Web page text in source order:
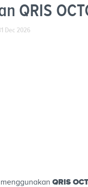
QRIS
Dec 2026
QRIS